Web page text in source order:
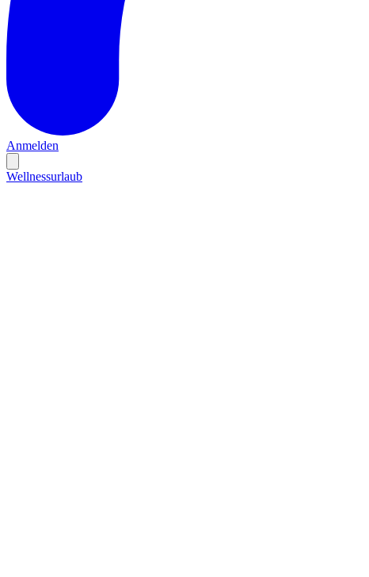
Anmelden
Wellnessurlaub